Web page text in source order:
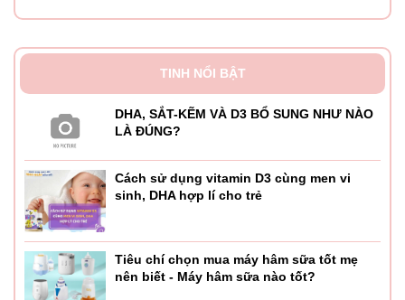
TINH NỔI BẬT
DHA, SẮT-KẼM VÀ D3 BỔ SUNG NHƯ NÀO
LÀ ĐÚNG?
Cách sử dụng vitamin D3 cùng men vi
sinh, DHA hợp lí cho trẻ
Tiêu chí chọn mua máy hâm sữa tốt mẹ
nên biết - Máy hâm sữa nào tốt?